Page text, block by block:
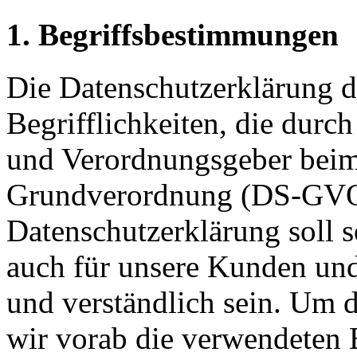
1. Begriffsbestimmungen
Die Datenschutzerklärung
Begrifflichkeiten, die
und Verordnungsgeber
Grundverordnung (DS-
Datenschutzerklärung soll
auch für unsere Kunden
und verständlich sein. Um
wir vorab die